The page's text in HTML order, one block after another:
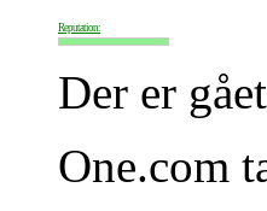
Reputation:
Der er
One.com